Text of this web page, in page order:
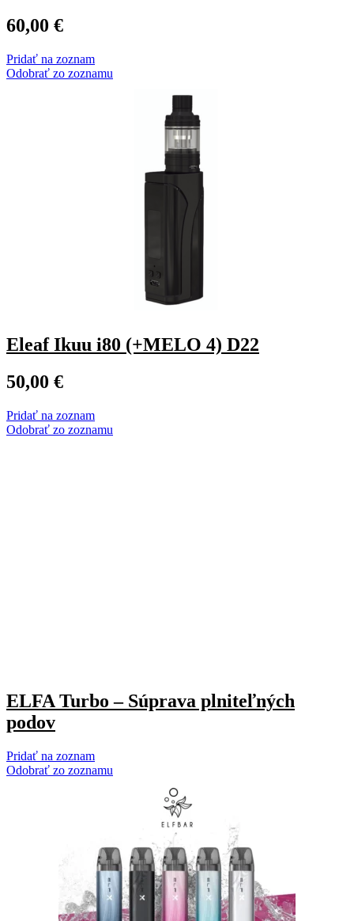
60,00 €
Pridať na zoznam
Odobrať zo zoznamu
Eleaf Ikuu i80 (+MELO 4) D22
50,00 €
Pridať na zoznam
Odobrať zo zoznamu
ELFA Turbo – Súprava plniteľných
podov
Pridať na zoznam
Odobrať zo zoznamu